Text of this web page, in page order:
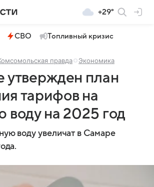
+29°
СВО Топливный кризис
правда Экономика
утвержден план
тарифов на
воду на 2025 год
воду увеличат в Самаре